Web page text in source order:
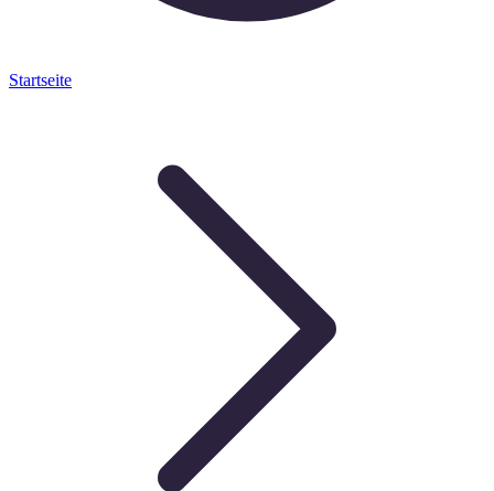
Startseite